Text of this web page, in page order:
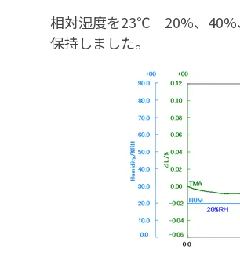
相対湿度を23℃ 20%、40%
保持しました。